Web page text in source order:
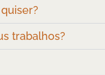
trabalhos?